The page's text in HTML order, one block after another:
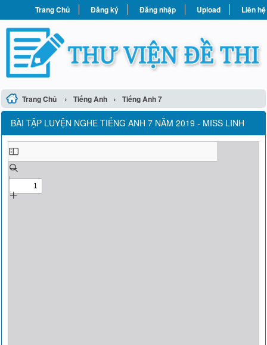
Trang Chủ Đăng ký Đăng nhập Upload Liên hệ
Trang Chủ › Tiếng Anh › Tiếng Anh 7
BÀI TẬP LUYỆN NGHE TIẾNG ANH 7 NĂM 2019 - MISS LINH